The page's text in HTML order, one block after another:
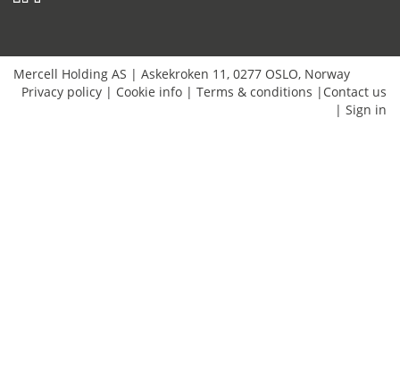
Mercell Holding AS | Askekroken 11, 0277 OSLO, Norway
Privacy policy | Cookie info | Terms & conditions | Contact us
| Sign in